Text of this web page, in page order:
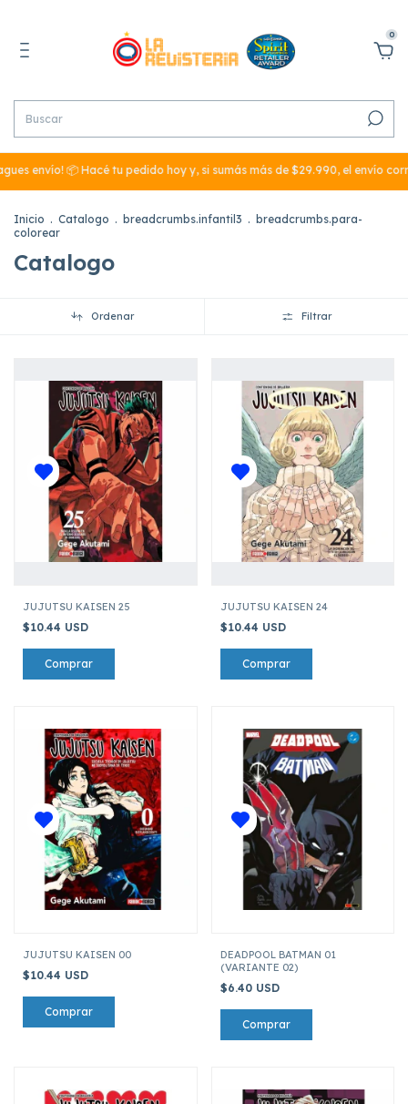
0
📦 Hacé tu pedido hoy y, si sumás más de $29.990, el envío corre por
Inicio . Catalogo . breadcrumbs.infantil3 . breadcrumbs.para-
colorear
Catalogo
Ordenar Filtrar
JUJUTSU KAISEN 25
$10.44 USD
JUJUTSU KAISEN 24
$10.44 USD
JUJUTSU KAISEN 00
$10.44 USD
DEADPOOL BATMAN 01
(VARIANTE 02)
$6.40 USD